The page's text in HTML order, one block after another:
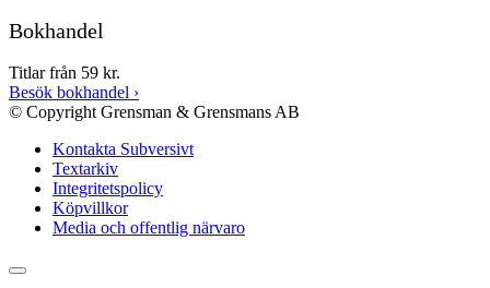
Bokhandel
Titlar från 59 kr.
Besök bokhandel ›
© Copyright Grensman & Grensmans AB
Kontakta Subversivt
Textarkiv
Integritetspolicy
Köpvillkor
Media och offentlig närvaro
Rulla